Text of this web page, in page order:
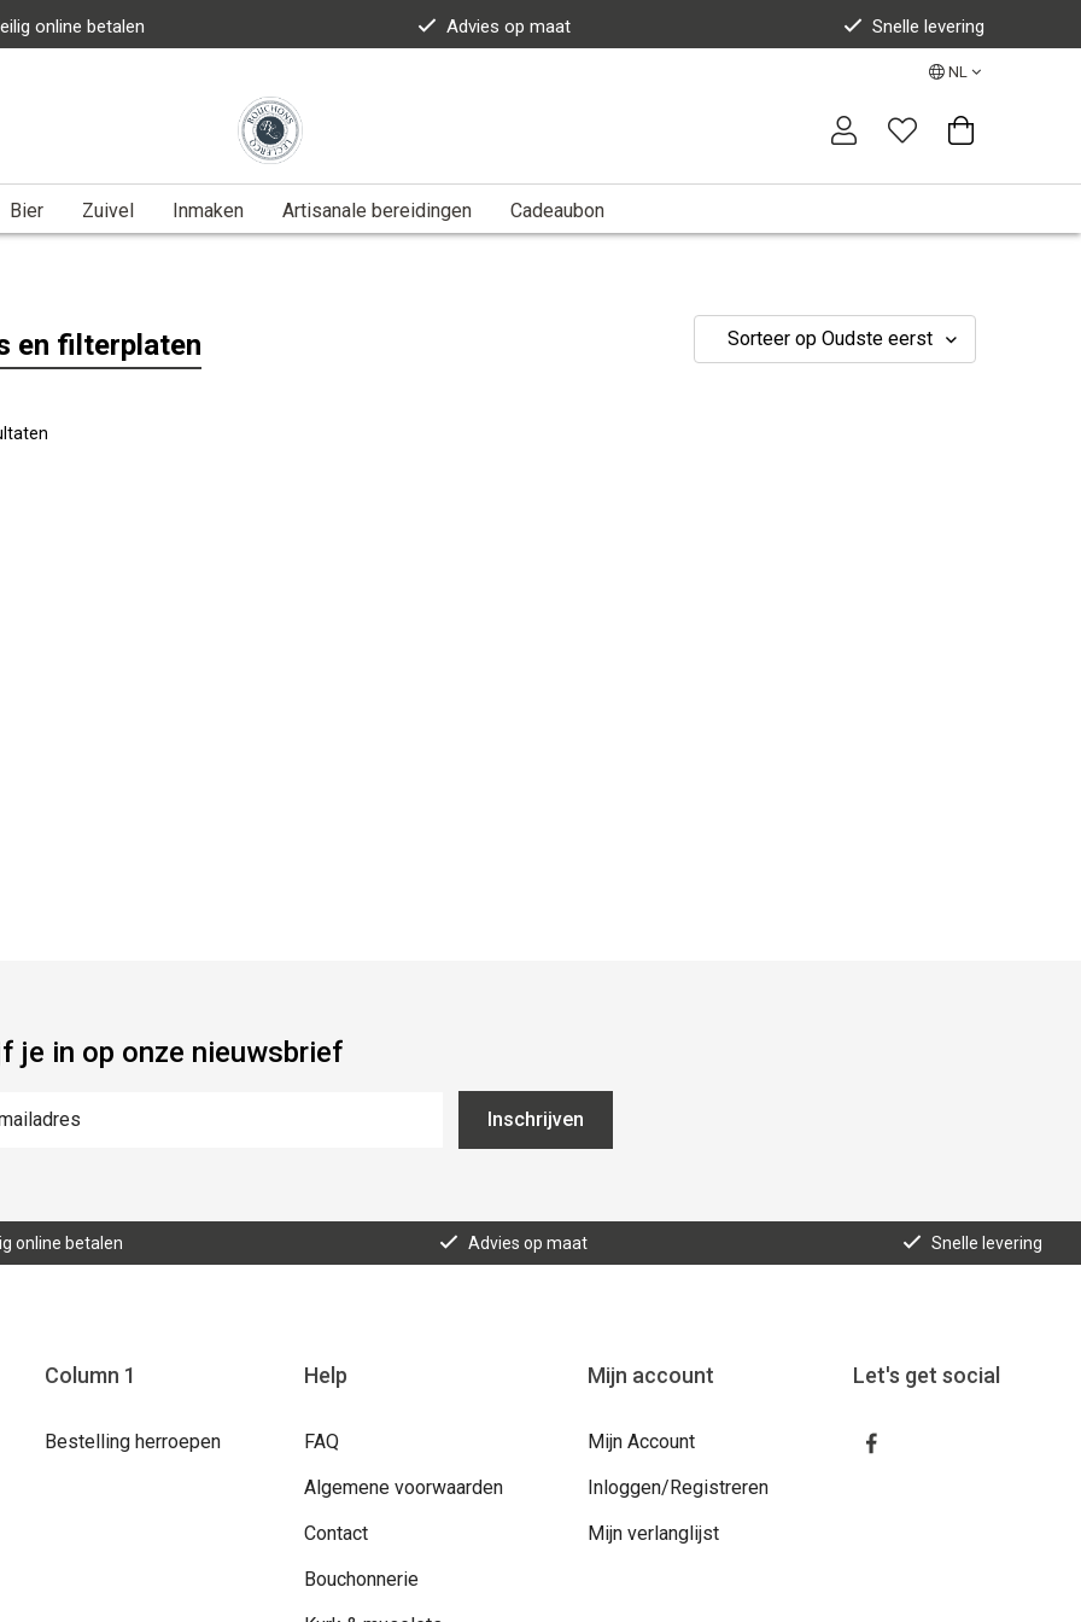
online betalen Advies op maat Snelle levering
NL
Bier Zuivel Inmaken Artisanale bereidingen Cadeaubon
en filterplaten
je in op onze nieuwsbrief
Inschrijven
online betalen Advies op maat Snelle levering
Column 1
Bestelling herroepen
Help
FAQ
Algemene voorwaarden
Contact
Bouchonnerie
Mijn account
Mijn Account
Inloggen/Registreren
Mijn verlanglijst
Let's get social